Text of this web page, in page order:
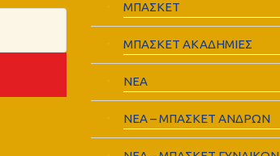
ΜΠΑΣΚΕΤ
ΜΠΑΣΚΕΤ ΑΚΑΔΗΜΙΕΣ
ΝΕΑ
ΝΕΑ – ΜΠΑΣΚΕΤ ΑΝΔΡΩΝ